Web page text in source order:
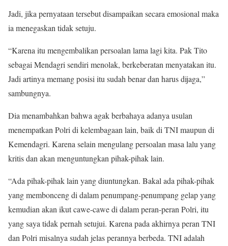
Jadi, jika pernyataan tersebut disampaikan secara emosional maka
ia menegaskan tidak setuju.
“Karena itu mengembalikan persoalan lama lagi kita. Pak Tito
sebagai Mendagri sendiri menolak, berkeberatan menyatakan itu.
Jadi artinya memang posisi itu sudah benar dan harus dijaga,”
sambungnya.
Dia menambahkan bahwa agak berbahaya adanya usulan
menempatkan Polri di kelembagaan lain, baik di TNI maupun di
Kemendagri. Karena selain mengulang persoalan masa lalu yang
kritis dan akan menguntungkan pihak-pihak lain.
“Ada pihak-pihak lain yang diuntungkan. Bakal ada pihak-pihak
yang membonceng di dalam penumpang-penumpang gelap yang
kemudian akan ikut cawe-cawe di dalam peran-peran Polri, itu
yang saya tidak pernah setujui. Karena pada akhirnya peran TNI
dan Polri misalnya sudah jelas perannya berbeda. TNI adalah